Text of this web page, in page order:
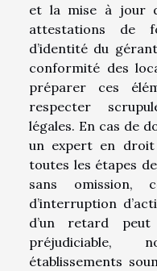
et la mise à jour
attestations de
d’identité du
conformité des
préparer ces
respecter
légales. En cas de
un expert en
toutes les étapes
sans
d’interruption
d’un retard peut
préjudiciable,
établissements